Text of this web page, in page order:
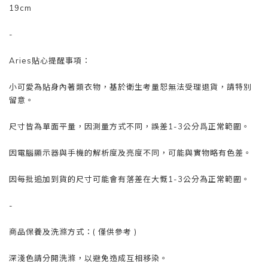
19cm
-
Aries貼心提醒事項：
小可愛為貼身內著類衣物，基於衛生考量恕無法受理退貨，請特別
留意。
尺寸皆為單面平量，因測量方式不同，誤差1-3公分爲正常範圍。
因電腦顯示器與手機的解析度及亮度不同，可能與實物略有色差。
因每批追加到貨的尺寸可能會有落差在大慨1-3公分為正常範圍。
-
商品保養及洗滌方式：( 僅供參考 )
深淺色請分開洗滌，以避免造成互相移染。